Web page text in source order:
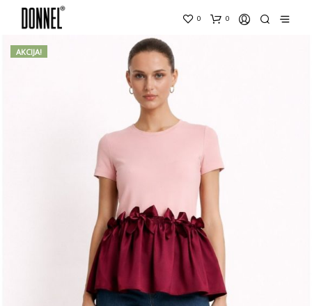
0 0
AKCIJA!